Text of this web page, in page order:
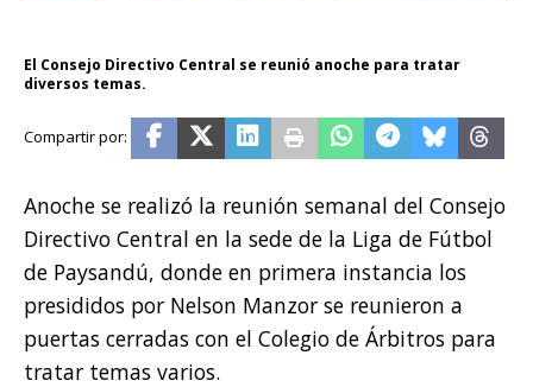
El Consejo Directivo Central se reunió anoche para tratar
diversos temas.
Anoche se realizó la reunión semanal del Consejo
Directivo Central en la sede de la Liga de Fútbol
de Paysandú, donde en primera instancia los
presididos por Nelson Manzor se reunieron a
puertas cerradas con el Colegio de Árbitros para
tratar temas varios.